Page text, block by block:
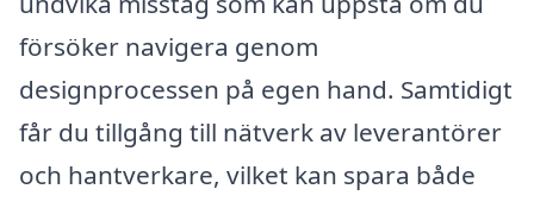
försöker navigera genom
designprocessen på egen hand. Samtidigt
får du tillgång till nätverk av leverantörer
och hantverkare, vilket kan spara både